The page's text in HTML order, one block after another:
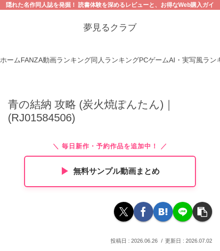
隠れた名作同人誌を発掘！ 読書体験を深めるレビューと、お得なWeb購入ガイ
夢見るクラブ
ホームFANZA動画ランキング同人ランキングPCゲームAI・実写風ラン
青の結納 攻略 (炭火焼ぽんたん)｜
(RJ01584506)
＼ 毎日新作・予約作品を追加中！ ／
▶︎ 無料サンプル動画まとめ
2026.06.26 2026.07.02